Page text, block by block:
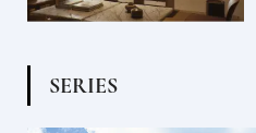
SERIES